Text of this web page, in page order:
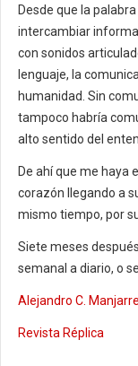
Desde que la
intercambiar
con sonidos
lenguaje, la
humanidad. Sin
tampoco habría
alto sentido del
De ahí que me haya
corazón llegando a
mismo tiempo, por
Siete meses
semanal a diario, o
Alejandro C.
Revista Réplica